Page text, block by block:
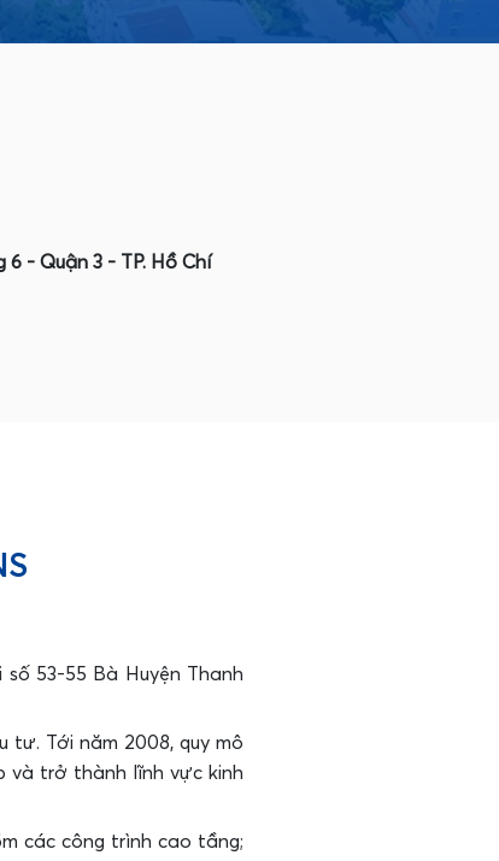
- Quận 3 - TP. Hồ Chí
53-55 Bà Huyện Thanh
tư. Tới năm 2008, quy mô
và trở thành lĩnh vực kinh
các công trình cao tầng;